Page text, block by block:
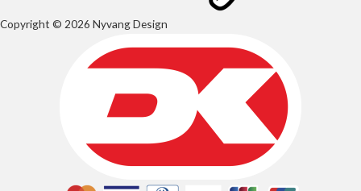
Copyright © 2026 Nyvang Design